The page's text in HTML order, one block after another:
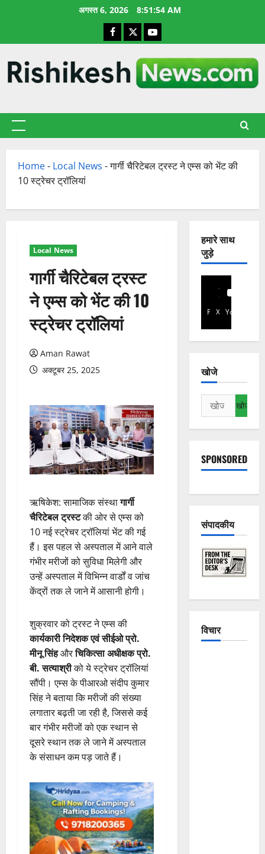
अगस्त 6, 2026 8:51:54 AM
Facebook
X YouTube
प्राथमिक
Home- Local News -गार्गी चैरिटेबल ट्रस्ट ने एम्स को भेंट की
10 स्ट्रेचर ट्रॉलियां
Local News
गार्गी चैरिटेबल ट्रस्ट
ने एम्स को भेंट की 10
स्ट्रेचर ट्रॉलियां
Aman Rawat
अक्टूबर 25, 2025
ऋषिकेश: सामाजिक संस्थागार्गी
चैरिटेबल ट्रस्टकी ओर से एम्स को
10 नई स्ट्रेचर ट्रॉलियां भेंट की गई
हैं। इस पहल से अस्पताल में आने वाले
गंभीर मरीजों को सुविधा मिलेगी और
उन्हें अस्पताल में विभिन्न वार्डों व जांच
केंद्रों तक ले जाने में आसानी होगी।
शुक्रवार को ट्रस्ट ने एम्स की
कार्यकारी निदेशक एवं सीईओ प्रो.
मीनू सिंहऔरचिकित्सा अधीक्षक प्रो.
बी. सत्याश्रीको ये स्ट्रेचर ट्रॉलियां
सौंपी। एम्स के पीआरओ संदीप कुमार
सिंह ने बताया कि मरीजों की संख्या
लगातार बढ़ती जा रही है, जिससे कई
बार गंभीर मरीजों को एक स्थान से
दूसरे स्थान तक ले जाने में अस्पताल
के संसाधन कम पड़ जाते हैं।
हमारे साथ
जुड़े
Facebook
X YouTube
खोजे
निम्न
को
खोजें:
SPONSORED
संपादकीय
विचार